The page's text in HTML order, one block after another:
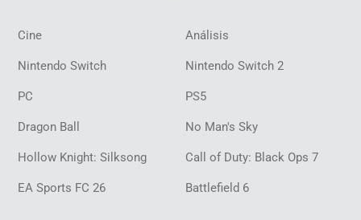
Cine Análisis
Nintendo Switch Nintendo Switch 2
PC PS5
Dragon Ball No Man's Sky
Hollow Knight: Silksong Call of Duty: Black Ops 7
EA Sports FC 26 Battlefield 6